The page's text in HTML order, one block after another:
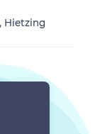
Hietzing